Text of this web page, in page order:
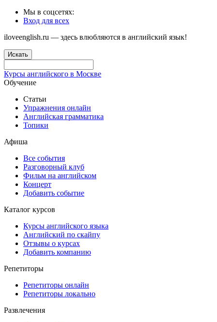
Мы в соцсетях:
Вход для всех
iloveenglish.ru — здесь влюбляются в английский язык!
Искать
Курсы английского в Москве
Обучение
Статьи
Упражнения онлайн
Английская грамматика
Топики
Афиша
Все события
Разговорный клуб
Фильм на английском
Концерт
Добавить событие
Каталог курсов
Курсы английского языка
Английский по скайпу
Отзывы о курсах
Добавить компанию
Репетиторы
Репетиторы онлайн
Репетиторы локально
Развлечения